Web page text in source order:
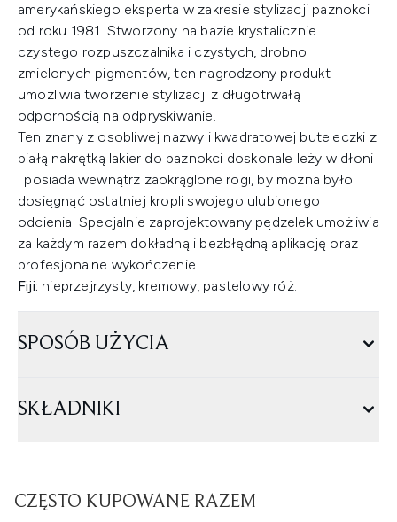
amerykańskiego eksperta w zakresie stylizacji paznokci
od roku 1981. Stworzony na bazie krystalicznie
czystego rozpuszczalnika i czystych, drobno
zmielonych pigmentów, ten nagrodzony produkt
umożliwia tworzenie stylizacji z długotrwałą
odpornością na odpryskiwanie.
Ten znany z osobliwej nazwy i kwadratowej buteleczki z
białą nakrętką lakier do paznokci doskonale leży w dłoni
i posiada wewnątrz zaokrąglone rogi, by można było
dosięgnąć ostatniej kropli swojego ulubionego
odcienia. Specjalnie zaprojektowany pędzelek umożliwia
za każdym razem dokładną i bezbłędną aplikację oraz
profesjonalne wykończenie.
Fiji: nieprzejrzysty, kremowy, pastelowy róż.
SPOSÓB UŻYCIA
SKŁADNIKI
CZĘSTO KUPOWANE RAZEM